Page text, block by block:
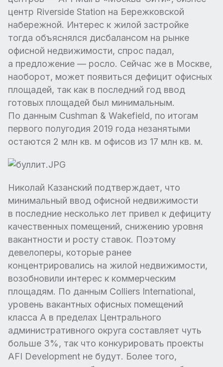
центр Riverside Station на Бережковской
набережной. Интерес к жилой застройке
тогда объяснялся дисбалансом на рынке
офисной недвижимости, спрос падал,
а предложение — росло. Сейчас же в Москве,
наоборот, может появиться дефицит офисных
площадей, так как в последний год ввод
готовых площадей был минимальным.
По данным Cushman & Wakefield, по итогам
первого полугодия 2019 года незанятыми
остаются 2 млн кв. м офисов из 17 млн кв. м.
Николай Казанский подтверждает, что
минимальный ввод офисной недвижимости
в последние несколько лет привел к дефициту
качественных помещений, снижению уровня
вакантности и росту ставок. Поэтому
девелоперы, которые ранее
концентрировались на жилой недвижимости,
возобновили интерес к коммерческим
площадям. По данным Colliers International,
уровень вакантных офисных помещений
класса А в пределах Центрального
административного округа составляет чуть
больше 3%, так что конкурировать проекты
AFI Development не будут. Более того,